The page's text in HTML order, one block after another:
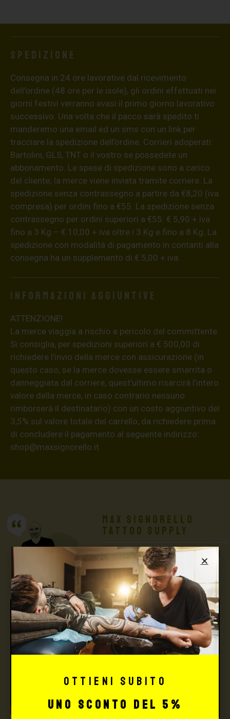
Spedizione
Consegna in 24 ore lavorative dal ricevimento
dell’ordine (48 ore per le isole), gli ordini effettuati nei
giorni festivi verranno evasi il primo giorno lavorativo
successivo. Una volta che il pacco sarà spedito ti
manderemo una email ed un sms con un link per
tracciare la spedizione dell’ordine. Corrieri adoperati:
Bartolini, GLS, TNT o il vostro se possedete un
abbonamento. Le spese di spedizione sono a carico
del cliente; la merce viene inviata tramite corriere. La
spedizione senza contrassegno a partire da €8,20 (iva
compresa) per ordini fino a €55. La spedizione senza
contrassegno per ordini superiori a €55: € 5,90 + iva
fino a 3 Kg – € 10,00 + iva oltre i 3 Kg e fino a 8 Kg. La
spedizione con modalità di pagamento in contanti alla
consegna ha un supplemento di € 5,00 + iva.
Informazioni aggiuntive
ATTENZIONE!
La merce viaggia a rischio e pericolo del committente.
Si consiglia, per spedizioni superiori a € 500,00 di
richiedere l’invio della merce con assicurazione (in
questo caso, se la merce dovesse essere smarrita o
danneggiata dal corriere, quest’ultimo risarcirà l’intero
valore della merce, in caso contrario nessuno
rimborserà il destinatario) con un costo aggiuntivo del
3,5% sul valore totale del carrello, da richiedere prima
di concludere il pagamento al seguente indirizzo:
shop@maxsignorello.it
Max Signorello
Tattoo Supply
TUTTO PER IL TUO
TATTOO STUDIO
Ottieni subito
uno sconto del 5%